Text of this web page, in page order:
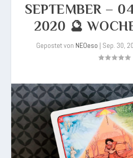
SEPTEMBER –
2020 🔮
Gepostet von NEOeso | Sep. 30,